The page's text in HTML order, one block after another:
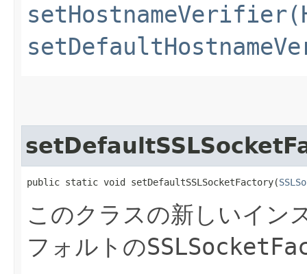
public static void setDefaultSSLSocketFactory​(
このクラスの新しいイン
フォルトの